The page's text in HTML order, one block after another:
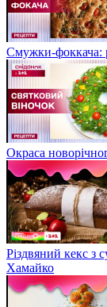
Смужки-фоккача:
Окраса
Різдвяний кекс з
Хамайко